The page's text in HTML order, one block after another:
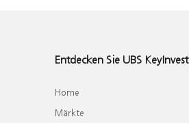
Entdecken Sie UBS KeyInvest
Home
Märkte